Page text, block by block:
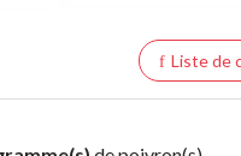
Liste de